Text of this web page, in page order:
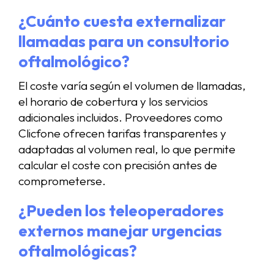
¿Cuánto cuesta externalizar
llamadas para un consultorio
oftalmológico?
El coste varía según el volumen de llamadas,
el horario de cobertura y los servicios
adicionales incluidos. Proveedores como
Clicfone ofrecen tarifas transparentes y
adaptadas al volumen real, lo que permite
calcular el coste con precisión antes de
comprometerse.
¿Pueden los teleoperadores
externos manejar urgencias
oftalmológicas?